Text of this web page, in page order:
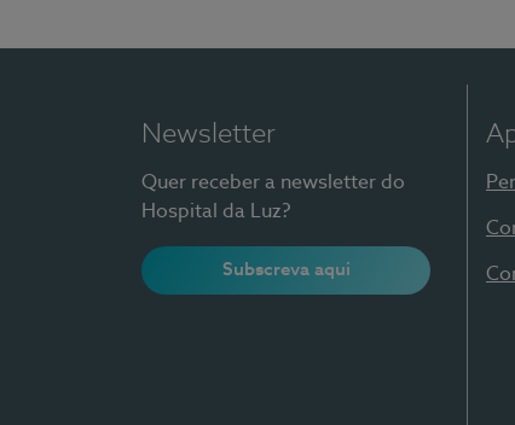
Newsletter
Quer receber a newsletter do
Hospital da Luz?
Subscreva aqui